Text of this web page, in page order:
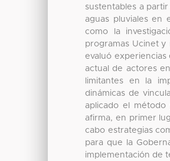
sustentables a
aguas pluviales en
como la
programas Ucinet y
evaluó experiencias
actual de actores
limitantes en la
dinámicas de
aplicado el método
afirma, en primer
cabo estrategias
para que la
implementación de